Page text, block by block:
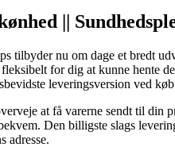
||
tilbyder nu om dage et bredt
for dig at kunne hente
leveringsversion ved
at få varerne sendt til din
Den billigste slags
adresse.